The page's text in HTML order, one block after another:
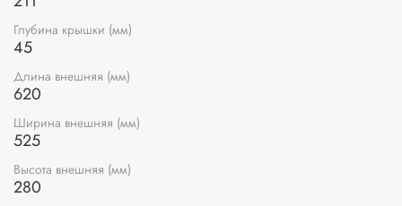
Глубина крышки (мм)
45
Длина внешняя (мм)
620
Ширина внешняя (мм)
525
Высота внешняя (мм)
280